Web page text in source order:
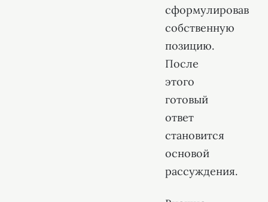
сформулировав
собственную
позицию.
После
этого
готовый
ответ
становится
основой
рассуждения.